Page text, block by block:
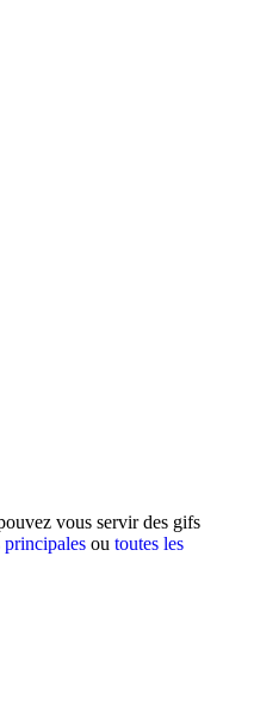
vous servir des gifs
principales ou toutes les